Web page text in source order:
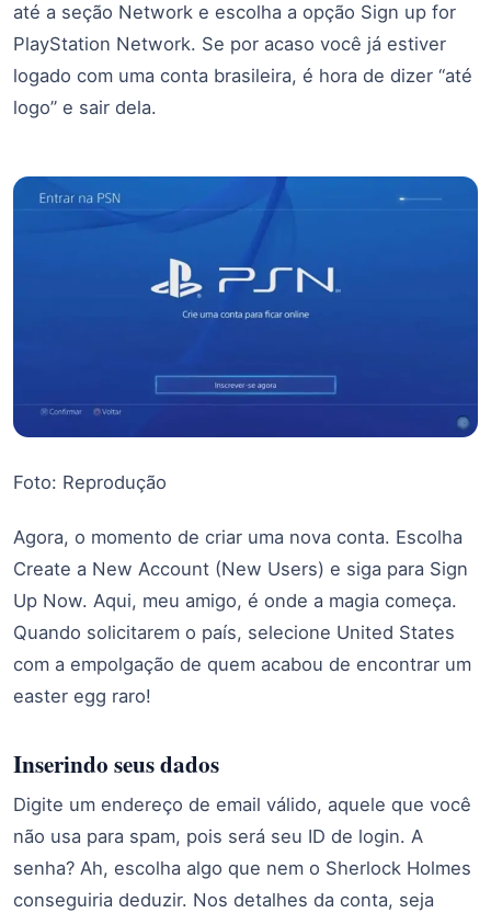
até a seção Network e escolha a opção Sign up for
PlayStation Network. Se por acaso você já estiver
logado com uma conta brasileira, é hora de dizer “até
logo” e sair dela.
Foto: Reprodução
Agora, o momento de criar uma nova conta. Escolha
Create a New Account (New Users) e siga para Sign
Up Now. Aqui, meu amigo, é onde a magia começa.
Quando solicitarem o país, selecione United States
com a empolgação de quem acabou de encontrar um
easter egg raro!
Inserindo seus dados
Digite um endereço de email válido, aquele que você
não usa para spam, pois será seu ID de login. A
senha? Ah, escolha algo que nem o Sherlock Holmes
conseguiria deduzir. Nos detalhes da conta, seja